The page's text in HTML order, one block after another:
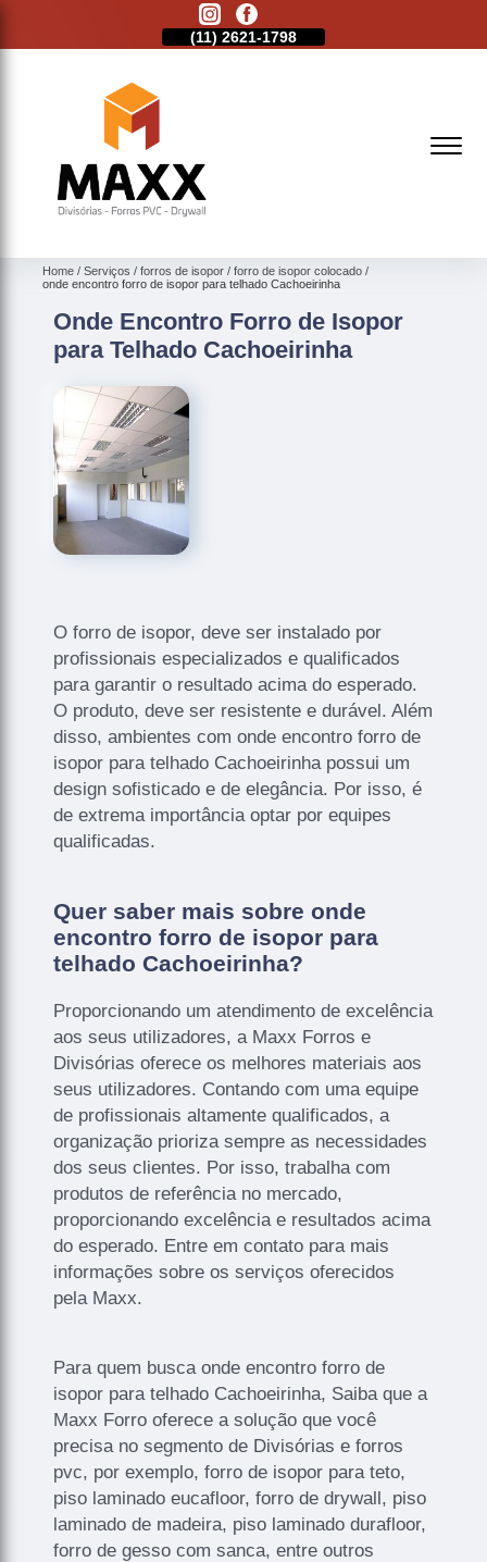
(11) 2621-1798
Home Serviços forros de isopor
forro de isopor colocado
onde encontro forro de isopor para telhado Cachoeirinha
Onde Encontro Forro de Isopor
para Telhado Cachoeirinha
O forro de isopor, deve ser instalado por
profissionais especializados e qualificados
para garantir o resultado acima do esperado.
O produto, deve ser resistente e durável. Além
disso, ambientes com onde encontro forro de
isopor para telhado Cachoeirinha possui um
design sofisticado e de elegância. Por isso, é
de extrema importância optar por equipes
qualificadas.
Quer saber mais sobre onde
encontro forro de isopor para
telhado Cachoeirinha?
Proporcionando um atendimento de excelência
aos seus utilizadores, a Maxx Forros e
Divisórias oferece os melhores materiais aos
seus utilizadores. Contando com uma equipe
de profissionais altamente qualificados, a
organização prioriza sempre as necessidades
dos seus clientes. Por isso, trabalha com
produtos de referência no mercado,
proporcionando excelência e resultados acima
do esperado. Entre em contato para mais
informações sobre os serviços oferecidos
pela Maxx.
Para quem busca onde encontro forro de
isopor para telhado Cachoeirinha, Saiba que a
Maxx Forro oferece a solução que você
precisa no segmento de Divisórias e forros
pvc, por exemplo, forro de isopor para teto,
piso laminado eucafloor, forro de drywall, piso
laminado de madeira, piso laminado durafloor,
forro de gesso com sanca, entre outros